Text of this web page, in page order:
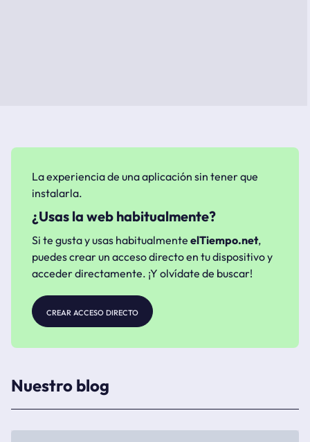
La experiencia de una aplicación sin tener que
instalarla.
¿Usas la web habitualmente?
Si te gusta y usas habitualmente elTiempo.net,
puedes crear un acceso directo en tu dispositivo y
acceder directamente. ¡Y olvídate de buscar!
crear acceso directo
Nuestro blog